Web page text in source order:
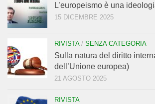
L’europeismo è una
15 DICEMBRE 2025
RIVISTA/ SENZA CATEGORIA
Sulla natura del diritto
dell’Unione europea)
21 AGOSTO 2025
RIVISTA